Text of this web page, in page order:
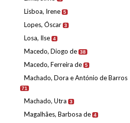
Lisboa, Irene 5
Lopes, Óscar 3
Losa, Ilse 4
Macedo, Diogo de 38
Macedo, Ferreira de 5
Machado, Dora e António de Barros
71
Machado, Utra 3
Magalhães, Barbosa de 4